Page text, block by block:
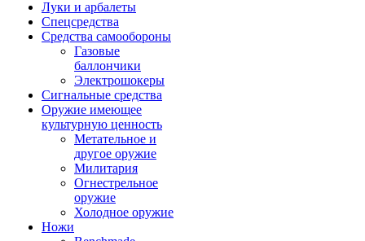
Луки и арбалеты
Спецсредства
Средства самообороны
Газовые
баллончики
Электрошокеры
Сигнальные средства
Оружие имеющее
культурную ценность
Метательное и
другое оружие
Милитария
Огнестрельное
оружие
Холодное оружие
Ножи